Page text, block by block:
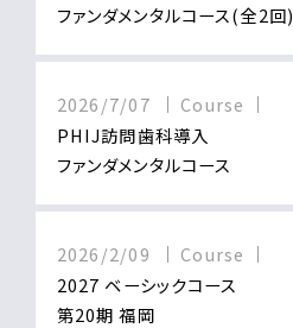
ファンダメンタルコース(全2回)
2026/7/07
Course
PHIJ訪問歯科導入
ファンダメンタルコース
2026/2/09
Course
2027 ベーシックコース
第20期 福岡